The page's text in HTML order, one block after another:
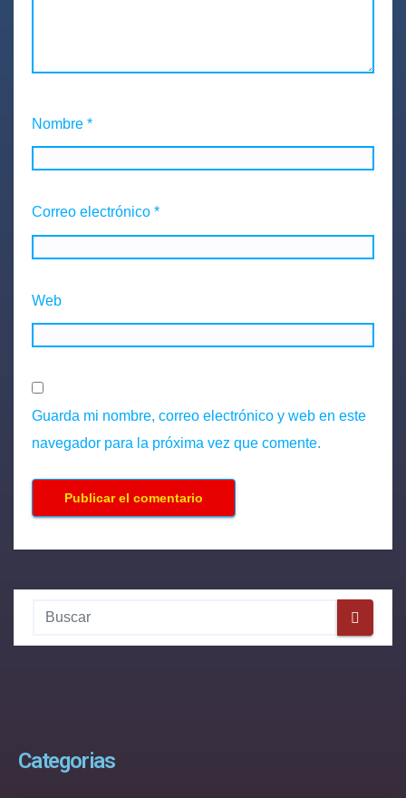
Nombre *
Correo electrónico *
Web
Guarda mi nombre, correo electrónico y web en este
navegador para la próxima vez que comente.
Categorias